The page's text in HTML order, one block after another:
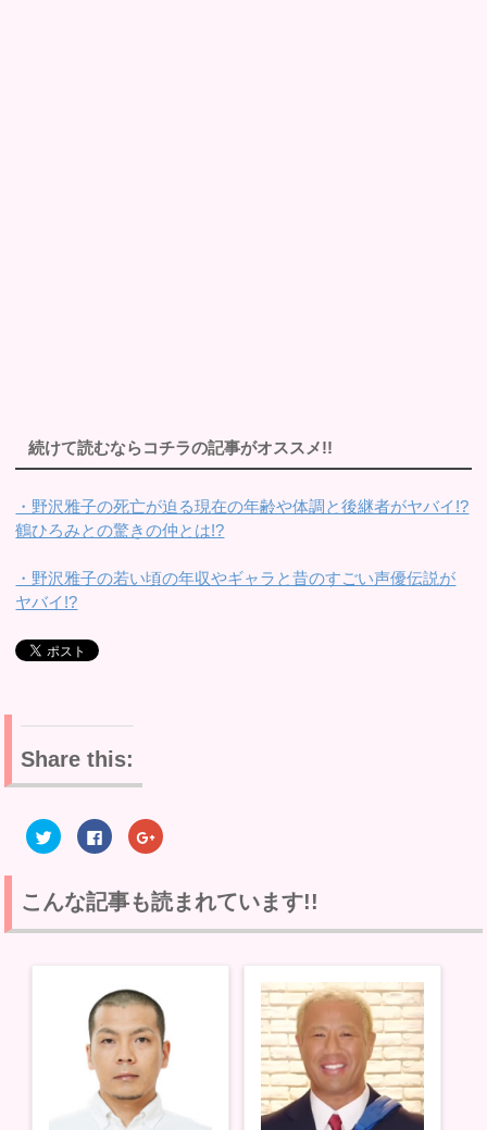
続けて読むならコチラの記事がオススメ!!
・野沢雅子の死亡が迫る現在の年齢や体調と後継者がヤバイ!?
鶴ひろみとの驚きの仲とは!?
・野沢雅子の若い頃の年収やギャラと昔のすごい声優伝説が
ヤバイ!?
Share this:
ク
リ
て
T
i
F
a
o
o
で
る
に
ク
リ
ッ
ク
し
て
く
だ
ク
リ
て
G
o
で
共
有
(
新
し
い
ウ
ィ
こんな記事も読まれています!!